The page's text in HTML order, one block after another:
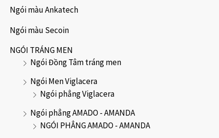
Ngói màu Ankatech
Ngói màu Secoin
NGÓI TRÁNG MEN
Ngói Đồng Tâm tráng men
Ngói Men Viglacera
Ngói phẳng Viglacera
Ngói phẳng AMADO - AMANDA
NGÓI PHẲNG AMADO - AMANDA